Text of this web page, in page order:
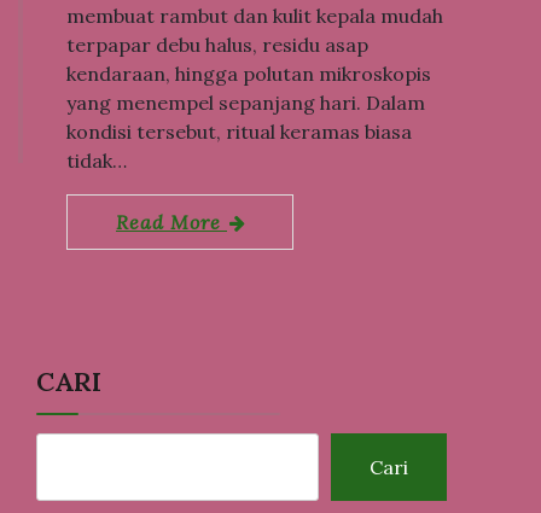
membuat rambut dan kulit kepala mudah
terpapar debu halus, residu asap
kendaraan, hingga polutan mikroskopis
yang menempel sepanjang hari. Dalam
kondisi tersebut, ritual keramas biasa
tidak…
Read More
CARI
Cari